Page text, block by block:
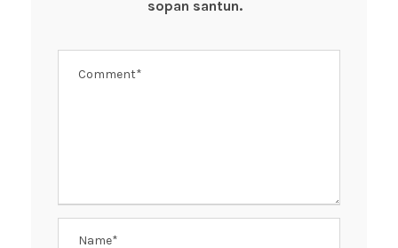
sopan santun.